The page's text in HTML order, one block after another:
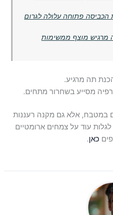
פתוחה עלולה לגרום
מוצף ממשימות
תה מרגיע.
מסייע בשחרור מתחים.
במטבח, אלא גם מקנה רעננות
עוד על צמחים ארומטיים
כאן.